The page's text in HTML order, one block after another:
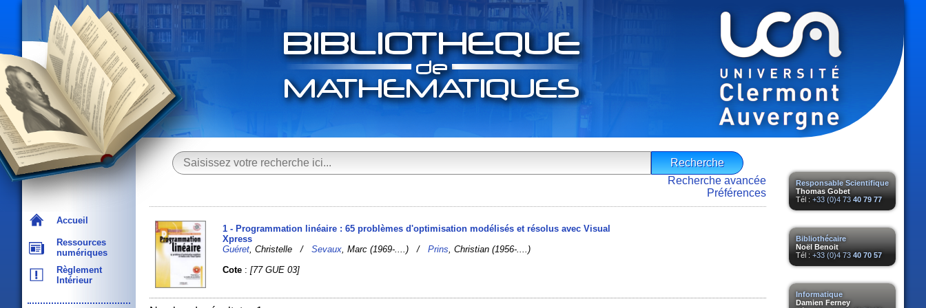
Accueil
Ressources
numériques
Règlement
Intérieur
Responsable Scientifique
Thomas Gobet
Tél : +33 (0)4 73 40 79 77
Bibliothécaire
Noël Benoit
Tél : +33 (0)4 73 40 70 57
Informatique
Damien Ferney
Recherche avancée
Préférences
1 - Programmation linéaire : 65 problèmes d'optimisation modélisés et résolus avec Visual
Xpress
Guéret , Christelle /Sevaux , Marc (1969-....) /Prins , Christian (1956-....)
Cote :[77 GUE 03]